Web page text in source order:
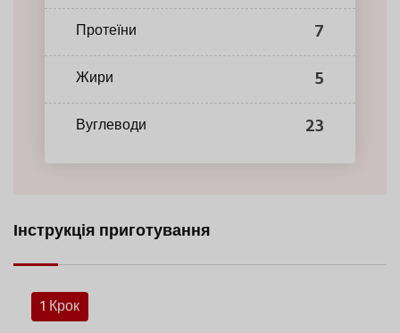
Протеїни 7
Жири 5
Вуглеводи 23
Інструкція приготування
1 Крок